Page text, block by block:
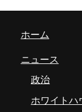
ホーム
ニュース
政治
ホワイトハ